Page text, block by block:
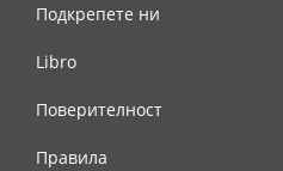
Подкрепете ни
Libro
Поверителност
Правила